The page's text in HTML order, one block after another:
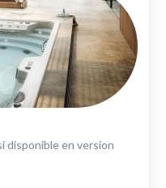
disponible en version